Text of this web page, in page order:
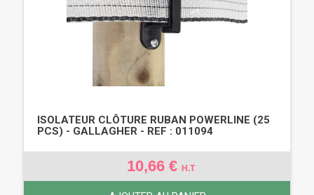
ISOLATEUR CLÔTURE RUBAN POWERLINE (25
PCS) - GALLAGHER - REF : 011094
10,66 € H.T